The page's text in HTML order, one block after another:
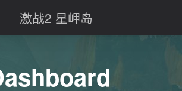
激战2 星岬岛